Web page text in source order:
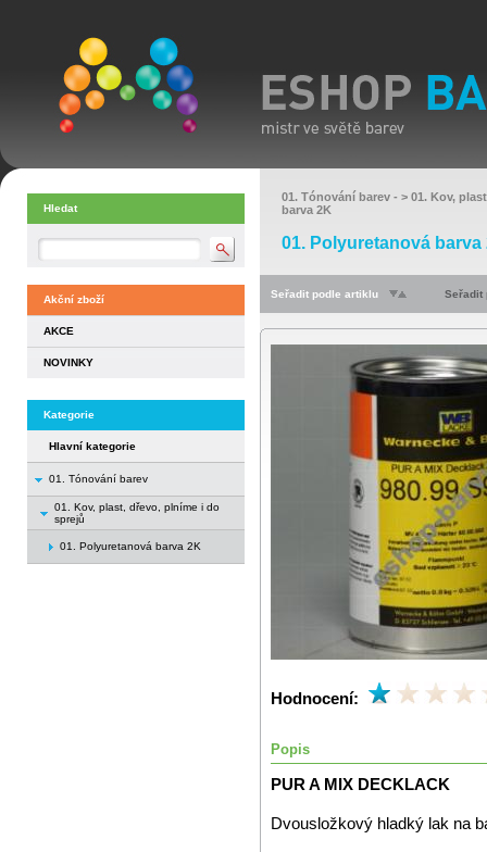
Hledat
Akční zboží
AKCE
NOVINKY
Kategorie
Hlavní kategorie
01. Tónování barev
01. Kov, plast, dřevo, plníme i do
sprejů
01. Polyuretanová barva 2K
01. Tónování barev - > 01. Kov,
barva 2K
01. Polyuretanová barva
Seřadit podle artiklu Seřadit
Hodnocení:
Popis
PUR A MIX DECKLACK
Dvousložkový hladký lak na